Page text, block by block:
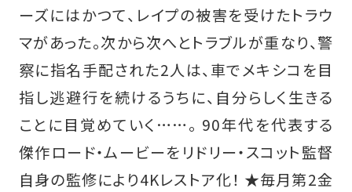
ーズにはかつて、レイプの被害を受けたトラウ
マがあった。次から次へとトラブルが重なり、警
察に指名手配された2人は、車でメキシコを目
指し逃避行を続けるうちに、自分らしく生きる
ことに目覚めていく……。 90年代を代表する
傑作ロード・ムービーをリドリー・スコット監督
自身の監修により4Kレストア化！ ★毎月第2金